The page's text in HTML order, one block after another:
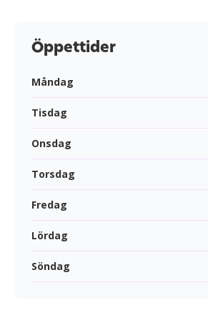
Öppettider
Måndag
Tisdag
Onsdag
Torsdag
Fredag
Lördag
Söndag